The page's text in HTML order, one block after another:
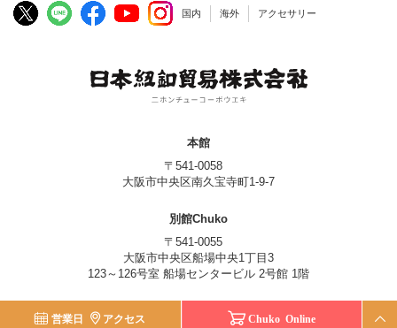
国内 海外 アクセサリー
本館
〒541-0058
大阪市中央区南久宝寺町1-9-7
別館Chuko
〒541-0055
大阪市中央区船場中央1丁目3
123～126号室 船場センタービル 2号館 1階
© Nippon Chuko Co., Ltd.
営業日 アクセス Chuko Online